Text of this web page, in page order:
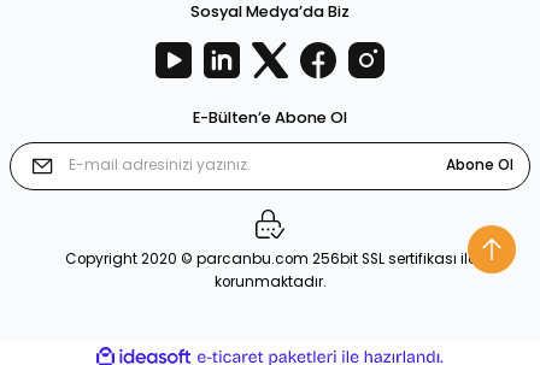
Sosyal Medya’da Biz
E-Bülten’e Abone Ol
Abone Ol
Copyright 2020 © parcanbu.com 256bit SSL sertifikası ile
korunmaktadır.
ideasoft e-